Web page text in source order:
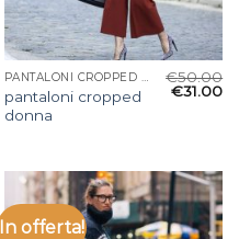
PANTALONI CROPPED DONNA
pantaloni cropped
donna
€50.00
€31.00
In offerta!